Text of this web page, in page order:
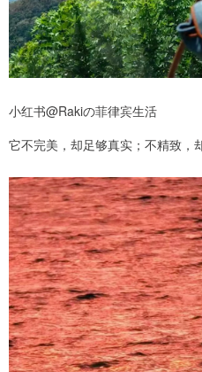
小红书@Rakiの菲律宾生活
它不完美，却足够真实；不精致，